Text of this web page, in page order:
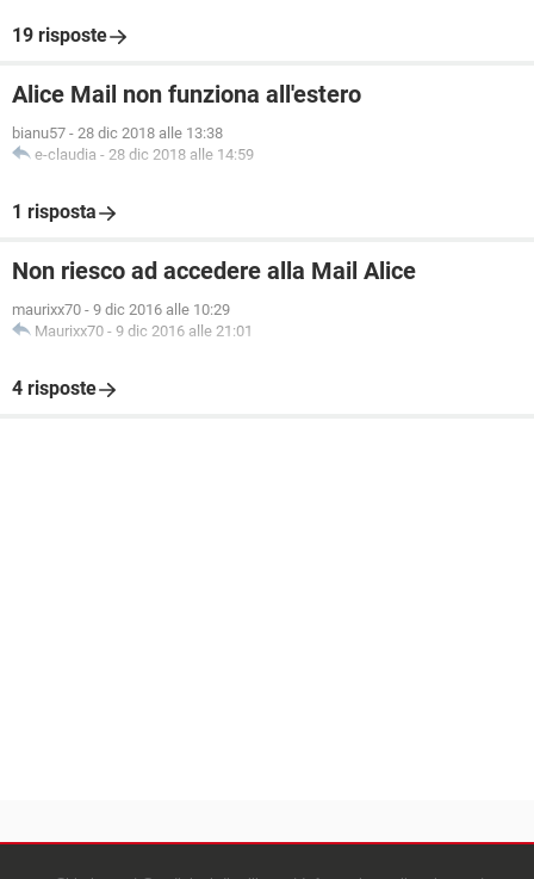
19 risposte
Alice Mail non funziona all'estero
bianu57 - 28 dic 2018 alle 13:38
e-claudia - 28 dic 2018 alle 14:59
1 risposta
Non riesco ad accedere alla Mail Alice
maurixx70 - 9 dic 2016 alle 10:29
Maurixx70 - 9 dic 2016 alle 21:01
4 risposte